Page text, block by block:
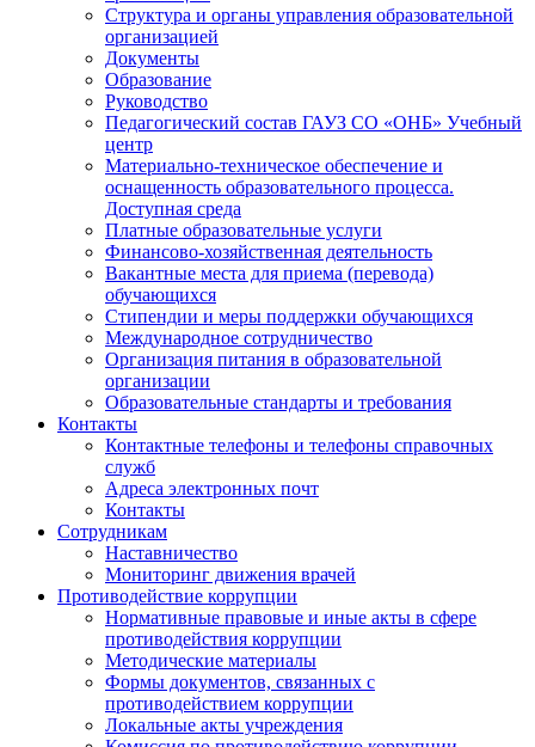
Структура и органы управления образовательной
организацией
Документы
Образование
Руководство
Педагогический состав ГАУЗ СО «ОНБ» Учебный
центр
Материально-техническое обеспечение и
оснащенность образовательного процесса.
Доступная среда
Платные образовательные услуги
Финансово-хозяйственная деятельность
Вакантные места для приема (перевода)
обучающихся
Стипендии и меры поддержки обучающихся
Международное сотрудничество
Организация питания в образовательной
организации
Образовательные стандарты и требования
Контакты
Контактные телефоны и телефоны справочных
служб
Адреса электронных почт
Контакты
Сотрудникам
Наставничество
Мониторинг движения врачей
Противодействие коррупции
Нормативные правовые и иные акты в сфере
противодействия коррупции
Методические материалы
Формы документов, связанных с
противодействием коррупции
Локальные акты учреждения